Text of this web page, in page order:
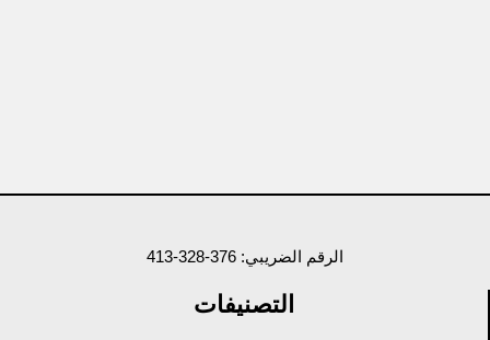
الرقم الضريبي: 376-328-413
التصنيفات